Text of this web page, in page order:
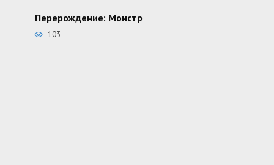
Перерождение: Монстр
103